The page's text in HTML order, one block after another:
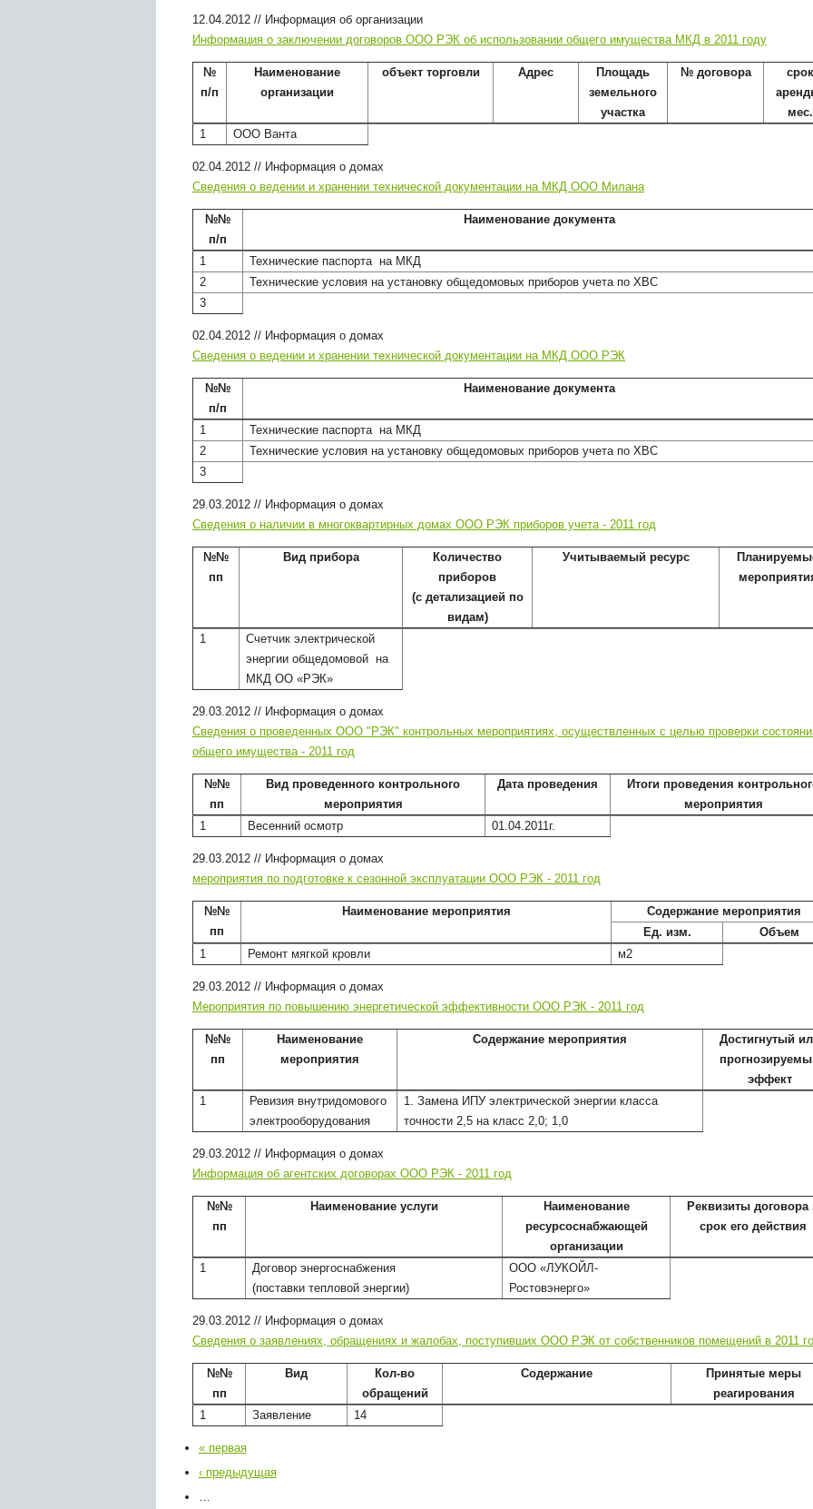
12.04.2012 // Информация об организации
Информация о заключении договоров ООО РЭК об использовании общего имущества МКД в 2011 году
№
п/п
Наименование
организации
объект торговли Адрес
Площадь
земельного
участка
№ договора
срок
мес.
1
ООО Ванта
02.04.2012 // Информация о домах
Сведения о ведении и хранении технической документации на МКД ООО Милана
№№
п/п
Наименование документа
1
Технические паспорта на МКД
2
Технические условия на установку общедомовых приборов учета по ХВС
3
02.04.2012 // Информация о домах
Сведения о ведении и хранении технической документации на МКД ООО РЭК
№№
п/п
Наименование документа
1
Технические паспорта на МКД
2
Технические условия на установку общедомовых приборов учета по ХВС
3
29.03.2012 // Информация о домах
Сведения о наличии в многоквартирных домах ООО РЭК приборов учета - 2011 год
№№
пп
Вид прибора
Количество
приборов
(с детализацией по
видам)
Учитываемый ресурс
1
Счетчик электрической
энергии общедомовой на
МКД ОО «РЭК»
29.03.2012 // Информация о домах
Сведения о проведенных ООО "РЭК" контрольных мероприятиях, осуществленных с целью проверки
общего имущества - 2011 год
№№
пп
Вид проведенного контрольного
мероприятия
Дата проведения
Итоги проведения
мероприятия
1
Весенний осмотр 01.04.2011г.
29.03.2012 // Информация о домах
мероприятия по подготовке к сезонной эксплуатации ООО РЭК - 2011 год
№№
пп
Наименование мероприятия
Содержание мероприятия
Ед. изм.
Объем
1
Ремонт мягкой кровли м2
29.03.2012 // Информация о домах
Мероприятия по повышению энергетической эффективности ООО РЭК - 2011 год
№№
пп
Наименование
мероприятия
Содержание мероприятия
Достигнутый
эффект
1
Ревизия внутридомового
электрооборудования
1. Замена ИПУ электрической энергии класса
точности 2,5 на класс 2,0; 1,0
29.03.2012 // Информация о домах
Информация об агентских договорах ООО РЭК - 2011 год
№№
пп
Наименование услуги
Наименование
ресурсоснабжающей
организации
Реквизиты договора
срок его действия
1
Договор энергоснабжения
(поставки тепловой энергии)
ООО «ЛУКОЙЛ-
Ростовэнерго»
29.03.2012 // Информация о домах
Сведения о заявлениях, обращениях и жалобах, поступивших ООО РЭК от собственников помещений в 2011
№№
пп
Вид
Кол-во
обращений
Содержание
Принятые меры
реагирования
1
Заявление 14
« первая
‹ предыдущая
…